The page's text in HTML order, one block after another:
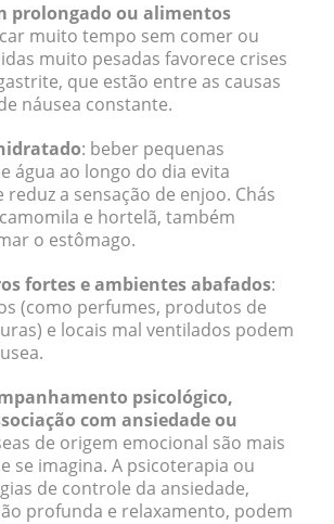
prolongado ou alimentos
muito tempo sem comer ou
muito pesadas favorece crises
que estão entre as causas
náusea constante.
: beber pequenas
água ao longo do dia evita
reduz a sensação de enjoo. Chás
e hortelã, também
o estômago.
fortes e ambientes abafados:
(como perfumes, produtos de
e locais mal ventilados podem
psicológico,
com ansiedade ou
de origem emocional são mais
se imagina. A psicoterapia ou
de controle da ansiedade,
profunda e relaxamento, podem